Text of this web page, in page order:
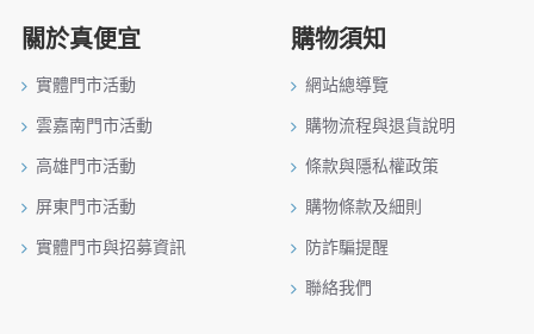
關於真便宜
實體門市活動
雲嘉南門市活動
高雄門市活動
屏東門市活動
實體門市與招募資訊
購物須知
網站總導覽
購物流程與退貨說明
條款與隱私權政策
購物條款及細則
防詐騙提醒
聯絡我們